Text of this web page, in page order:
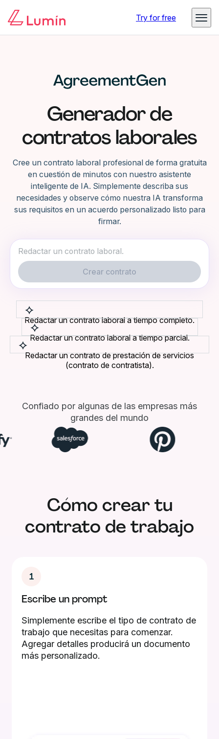
Try for free
Generador de
contratos laborales
Cree un contrato laboral profesional de forma gratuita
en cuestión de minutos con nuestro asistente
inteligente de IA. Simplemente describa sus
necesidades y observe cómo nuestra IA transforma
sus requisitos en un acuerdo personalizado listo para
firmar.
Crear contrato
Redactar un contrato laboral a tiempo completo.
Redactar un contrato laboral a tiempo parcial.
Redactar un contrato de prestación de servicios
(contrato de contratista).
Confiado por algunas de las empresas más
grandes del mundo
Cómo crear tu
contrato de trabajo
1
Escribe un prompt
Simplemente escribe el tipo de contrato de
trabajo que necesitas para comenzar.
Agregar detalles producirá un documento
más personalizado.